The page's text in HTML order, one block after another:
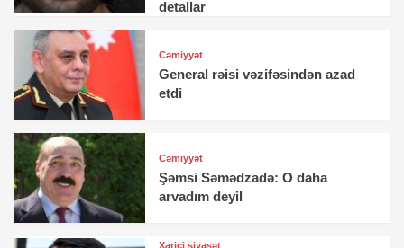
detallar
Cəmiyyət
General rəisi vəzifəsindən azad
etdi
Cəmiyyət
Şəmsi Səmədzadə: O daha
arvadım deyil
Xarici siyasət